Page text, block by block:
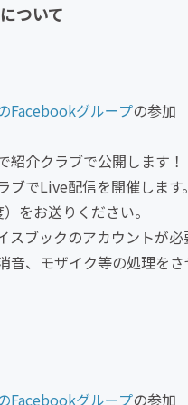
ついて
Facebookグループの参加
紹介クラブで公開します！
ブでLive配信を開催します。
をお送りください。
ブックのアカウントが必
、モザイク等の処理をさ
Facebookグループの参加